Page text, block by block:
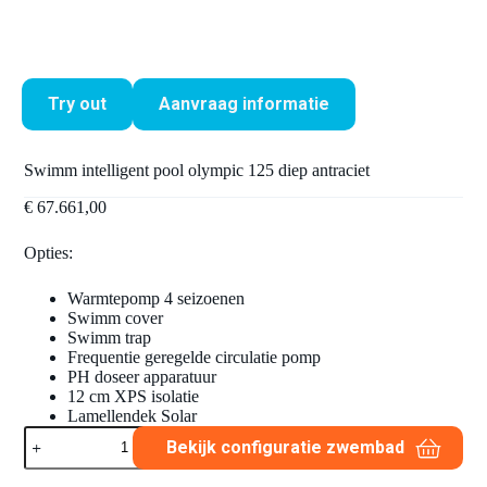
Try out Aanvraag informatie
Swimm intelligent pool olympic 125 diep antraciet
€ 67.661,00
Opties:
Warmtepomp 4 seizoenen
Swimm cover
Swimm trap
Frequentie geregelde circulatie pomp
PH doseer apparatuur
12 cm XPS isolatie
Lamellendek Solar
Swimm
intelligent
pool
Bekijk configuratie zwembad